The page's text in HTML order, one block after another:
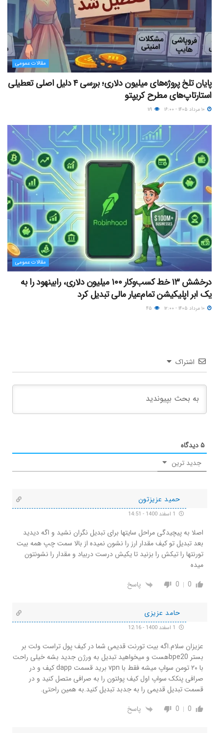
مقالات عمومی
پایان تلخ پروژه‌های میلیون دلاری؛ بررسی ۴ دلیل اصلی تعطیلی
استارتاپ‌های مطرح کریپتو
مقالات عمومی
درخشش ۱۳ خط کسب‌وکار ۱۰۰ میلیون دلاری، رابینهود را به
یک ابر اپلیکیشن تمام‌عیار مالی تبدیل کرد
اشتراک
۵دیدگاه
جدید ترین
حمید عزیزتون
اصلا به پیچیدگی مراحل سایتها برای تبدیل نگران نشید و اگه دیدید
بعد تبدیل تو کیف مقدار ارز را نشون نمیده از بالا سمت چپ همه بیت
تورنتها را تیکش را بزنید تا یکیش درست دربیاد و مقدار را نشونتون
میده
0
0 پاسخ
حامد عزیزی
عزیزان سلام.اگه بیت تورنت قدیمی شما در کیف پول تراست ولت بر
بستر bpe20هست و میخواهید تبدیل به ورژن جدید بشه خیلی راحت
با ۲۰ تومن سواپ میشه فقط با vpn برید قسمت dapp کیف و در
صرافی پنکک سواپ اول کیف پولتون را به صرافی متصل کنید و در
قسمت تبدیل قدیمی را به جدبد تبدیل کنید.به همین راحتی.
0
0 پاسخ